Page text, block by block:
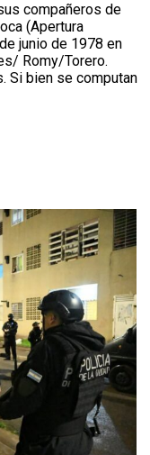
compañeros de
(Apertura
junio de 1978 en
Romy/Torero.
Si bien se computan